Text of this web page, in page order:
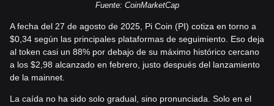
Fuente: CoinMarketCap
A fecha del 27 de agosto de 2025, Pi Coin (PI) cotiza en torno a
$0,34 según las principales plataformas de seguimiento. Eso deja
al token casi un 88% por debajo de su máximo histórico cercano
a los $2,98 alcanzado en febrero, justo después del lanzamiento
de la mainnet.
La caída no ha sido solo gradual, sino pronunciada. Solo en el